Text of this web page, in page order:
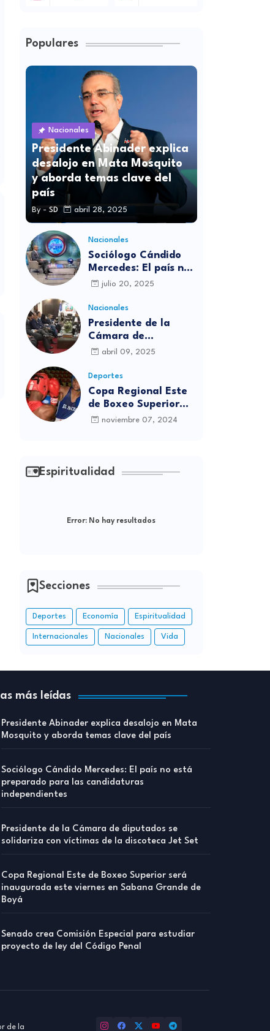
Populares
Nacionales
Presidente Abinader explica
desalojo en Mata Mosquito
y aborda temas clave del
país
By - SD abril 28, 2025
Nacionales
Sociólogo Cándido
Mercedes: El país no
está preparado para
independientes
julio 20, 2025
Nacionales
Presidente de la
Cámara de
diputados se
víctimas de la
discoteca Jet Set
abril 09, 2025
Deportes
Copa Regional Este
de Boxeo Superior
será inaugurada este
noviembre 07, 2024
Espiritualidad
Error: No hay resultados
Secciones
Deportes Economía Espiritualidad
Internacionales Nacionales Vida
más leídas
Presidente Abinader explica desalojo en Mata
Mosquito y aborda temas clave del país
Sociólogo Cándido Mercedes: El país no está
preparado para las candidaturas
independientes
Presidente de la Cámara de diputados se
solidariza con víctimas de la discoteca Jet Set
Copa Regional Este de Boxeo Superior será
inaugurada este viernes en Sabana Grande de
Boyá
Senado crea Comisión Especial para estudiar
proyecto de ley del Código Penal
de la